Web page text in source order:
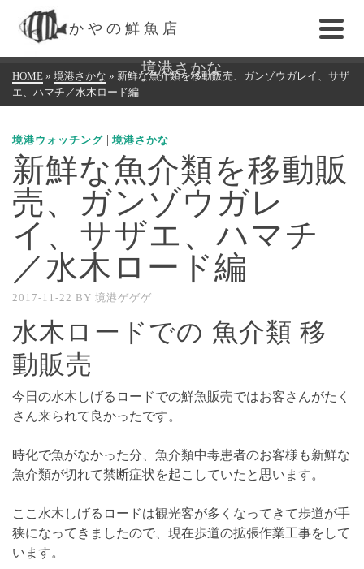
かやの鮮魚店
境港さかな
HOME » 境港さかな » 新鮮な魚介類を移動販売、ガンゾウガレイ、サザ
エ、ハマチ／水木ロード編
境港ウォッチング | 境港さかな
新鮮な魚介類を移動販
売、ガンゾウガレ
イ、サザエ、ハマチ
／水木ロード編
2017-11-22 BY 境港ゲゲゲ
水木ロードでの 魚介類 移
動販売
今日の水木しげるロードでの鮮魚販売ではお客さんがたく
さん来られて良かったです。
時化で魚がなかった分、魚介類中毒患者のお客様も新鮮な
魚介類が切れて禁断症状を起こしていたと思います。
ここ水木しげるロードは観光客が多くなってきて歩道が手
狭になってきましたので、現在歩道の拡張作業工事をして
います。